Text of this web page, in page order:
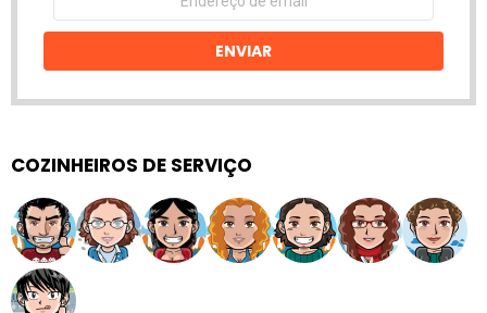
email
ENVIAR
COZINHEIROS DE SERVIÇO